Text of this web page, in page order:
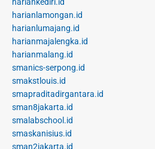
harianlamongan.id
harianlumajang.id
harianmajalengka.id
harianmalang.id
smanics-serpong.id
smakstlouis.id
smapraditadirgantara.id
sman8jakarta.id
smalabschool.id
smaskanisius.id
sman2jakarta.id